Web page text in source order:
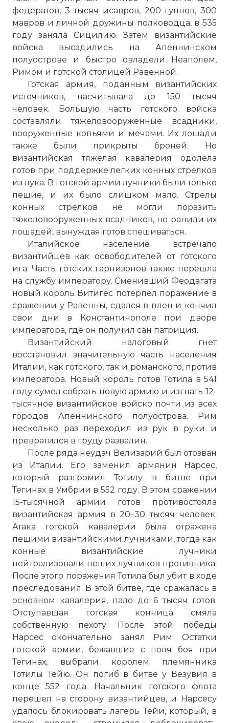
федератов, 3 тысяч исавров, 200 гуннов, 300
мавров и личной дружины полководца, в 535
году заняла Сицилию. Затем византийские
войска высадились на Апеннинском
полуострове и быстро овладели Неаполем,
Римом и готской столицей Равенной.
Готская армия, поданным византийских
источников, насчитывала до 150 тысяч
человек. Большую часть готского войска
составляли тяжеловооруженные всадники,
вооруженные копьями и мечами. Их лошади
также были прикрыты броней. Но
византийская тяжелая кавалерия одолела
готов при поддержке легких конных стрелков
из лука. В готской армии лучники были только
пешие, и их было слишком мало. Стрелы
конных стрелков не могли поразить
тяжеловооруженных всадников, но ранили их
лошадей, вынуждая готов спешиваться.
Италийское население встречало
византийцев как освободителей от готского
ига. Часть готских гарнизонов также перешла
на службу императору. Сменивший Феодагата
новый король Витигес потерпел поражение в
сражении у Равенны, сдался в плен и кончил
свои дни в Константинополе при дворе
императора, где он получил сан патриция.
Византийский налоговый гнет
восстановил значительную часть населения
Италии, как готского, так и романского, против
императора. Новый король готов Тотила в 541
году сумел собрать новую армию и изгнать 12-
тысячное византийское войско почти из всех
городов Апеннинского полуострова. Рим
несколько раз переходил из рук в руки и
превратился в груду развалин.
После ряда неудач Велизарий был отозван
из Италии. Его заменил армянин Нарсес,
который разгромил Тотилу в битве при
Тегинах в Умбрии в 552 году. В этом сражении
15-тысячной армии готов противостояла
византийская армия в 20–30 тысяч человек.
Атака готской кавалерии была отражена
пешими византийскими лучниками, тогда как
конные византийские лучники
нейтрализовали пеших лучников противника.
После этого поражения Тотила был убит в ходе
преследования. В этой битве, где сражалась в
основном кавалерия, пало до 6 тысяч готов.
Отступавшая готская конница смяла
собственную пехоту. После этой победы
Нарсес окончательно занял Рим. Остатки
готской армии, бежавшие с поля боя при
Тегинах, выбрали королем племянника
Тотилы Тейю. Он погиб в битве у Везувия в
конце 552 года. Начальник готского флота
перешел на сторону византийцев, и Нарсесу
удалось блокировать лагерь Тейи, который, в